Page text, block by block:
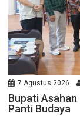
7 Agustus 2026
Bupati Asahan
Panti Budaya